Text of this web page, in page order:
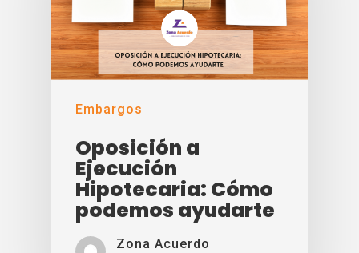
Embargos
Oposición a
Ejecución
Hipotecaria: Cómo
podemos ayudarte
Zona Acuerdo